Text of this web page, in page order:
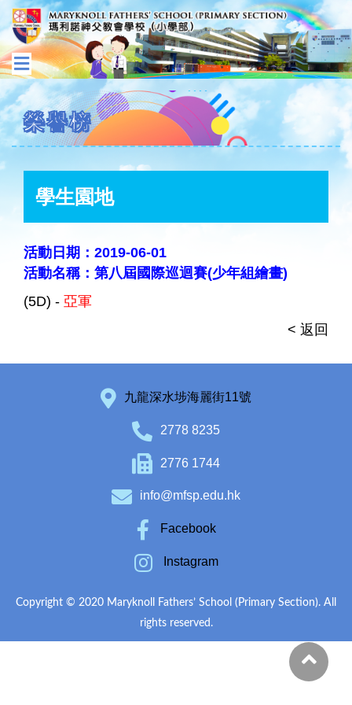
榮譽榜
學生園地
活動日期：2019-06-01
活動名稱：第八屆國際巡迴賽(少年組繪畫)
(5D) - 亞軍
< 返回
九龍深水埗海麗街11號
2778 8235
2776 1744
info@mfsp.edu.hk
Facebook
Instagram
Copyright © 2020 Maryknoll Fathers’ School (Primary Section). All
rights reserved.